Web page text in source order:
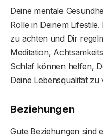
Deine mentale
Rolle in Deinem
zu achten und Dir
Meditation,
Schlaf können helfen,
Deine Lebensqualität zu
Beziehungen
Gute Beziehungen sind